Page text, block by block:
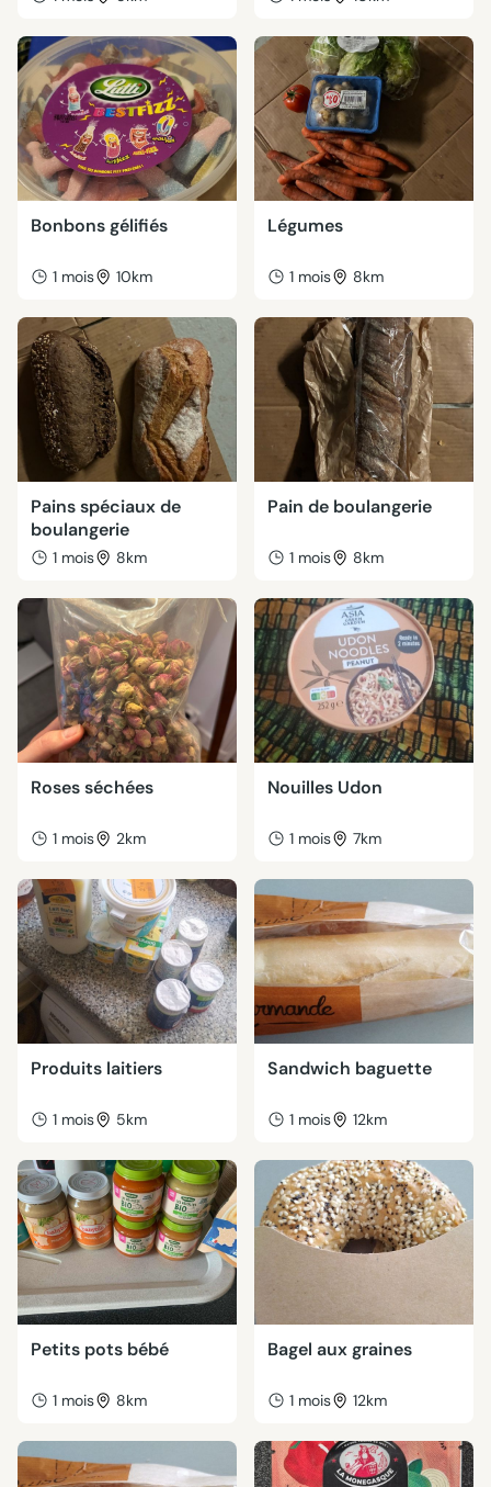
Bonbons gélifiés
1 mois 10km
Légumes
1 mois 8km
Pains spéciaux de
boulangerie
1 mois 8km
Pain de boulangerie
1 mois 8km
Roses séchées
1 mois 2km
Nouilles Udon
1 mois 7km
Produits laitiers
1 mois 5km
Sandwich baguette
1 mois 12km
Petits pots bébé
1 mois 8km
Bagel aux graines
1 mois 12km